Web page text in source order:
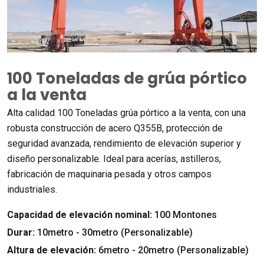
100 Toneladas de grúa pórtico
a la venta
Alta calidad 100 Toneladas grúa pórtico a la venta, con una
robusta construcción de acero Q355B, protección de
seguridad avanzada, rendimiento de elevación superior y
diseño personalizable. Ideal para acerías, astilleros,
fabricación de maquinaria pesada y otros campos
industriales.
Capacidad de elevación nominal: 100 Montones
Durar: 10metro - 30metro (Personalizable)
Altura de elevación: 6metro - 20metro (Personalizable)